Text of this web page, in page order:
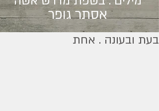
אסתר גופר
בעת ובעונה . אחת